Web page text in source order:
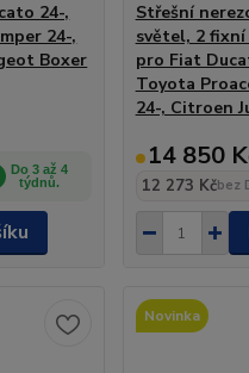
24-,
24-,
Boxer
Do 3 až 4
týdnů.
Střešní
světel, 2
pro Fiat
Toyota
24-, Citroen
14 850
12 273 Kčbez
Novinka